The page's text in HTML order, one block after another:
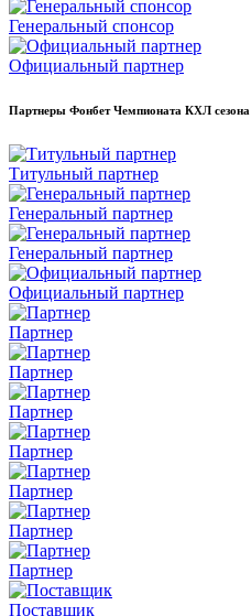
Генеральный спонсор
Официальный партнер
Партнеры Фонбет Чемпионата КХЛ сезона
Титульный партнер
Генеральный партнер
Генеральный партнер
Официальный партнер
Партнер
Партнер
Партнер
Партнер
Партнер
Партнер
Партнер
Поставщик